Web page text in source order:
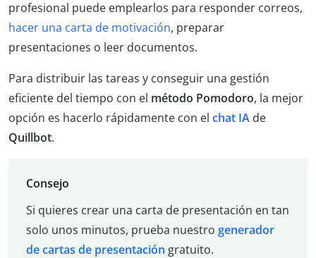
profesional puede emplearlos para responder correos,
hacer una carta de motivación, preparar
presentaciones o leer documentos.
Para distribuir las tareas y conseguir una gestión
eficiente del tiempo con el método Pomodoro, la mejor
opción es hacerlo rápidamente con el chat IA de
Quillbot.
Consejo
Si quieres crear una carta de presentación en tan
solo unos minutos, prueba nuestro generador
de cartas de presentación gratuito.